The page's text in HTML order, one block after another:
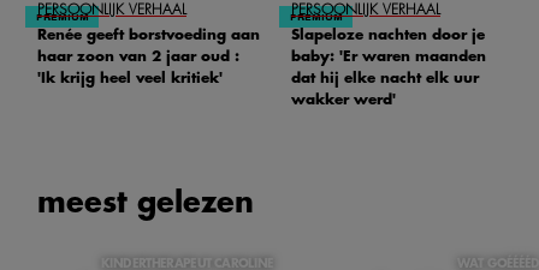
PERSOONLIJK VERHAAL
Renée geeft borstvoeding aan
haar zoon van 2 jaar oud :
'Ik krijg heel veel kritiek'
PERSOONLIJK VERHAAL
Slapeloze nachten door je
baby: 'Er waren maanden
dat hij elke nacht elk uur
wakker werd'
meest gelezen
KINDERTHERAPEUT CAROLINE WAT GOÉÉÉÉD